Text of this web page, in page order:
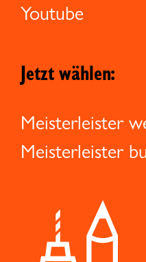
Youtube
Jetzt wählen:
Meisterleister
Meisterleister